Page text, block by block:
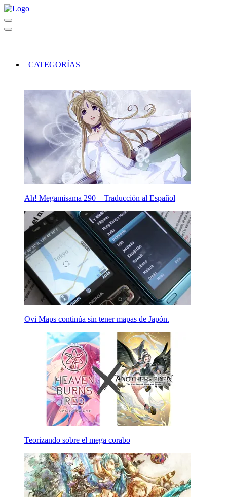
CATEGORÍAS
Ah! Megamisama 290 – Traducción al Español
Ovi Maps continúa sin tener mapas de Japón.
Teorizando sobre el mega corabo